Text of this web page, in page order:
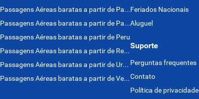
Passagens Aéreas baratas a partir de Panamá
Passagens Aéreas baratas a partir de Paraguai
Passagens Aéreas baratas a partir de Peru
Passagens Aéreas baratas a partir de Rep. Dominicana
Passagens Aéreas baratas a partir de Uruguai
Passagens Aéreas baratas a partir de Venezuela
Feriados Nacionais
Aluguel
Suporte
Perguntas frequentes
Contato
Política de privacidade